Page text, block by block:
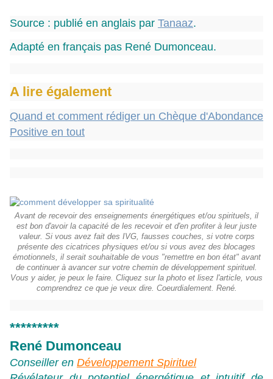
Source : publié en anglais par Tanaaz.
Adapté en français pas René Dumonceau.
A lire également
Quand et comment rédiger un Chèque d'Abondance
Positive en tout
Avant de recevoir des enseignements énergétiques et/ou spirituels, il
est bon d'avoir la capacité de les recevoir et d'en profiter à leur juste
valeur. Si vous avez fait des IVG, fausses couches, si votre corps
présente des cicatrices physiques et/ou si vous avez des blocages
émotionnels, il serait souhaitable de vous "remettre en bon état" avant
de continuer à avancer sur votre chemin de développement spirituel.
Vous y aider, je peux le faire. Cliquez sur la photo et lisez l'article, vous
comprendrez ce que je veux dire. Coeurdialement. René.
*********
René Dumonceau
Conseiller en Développement Spirituel